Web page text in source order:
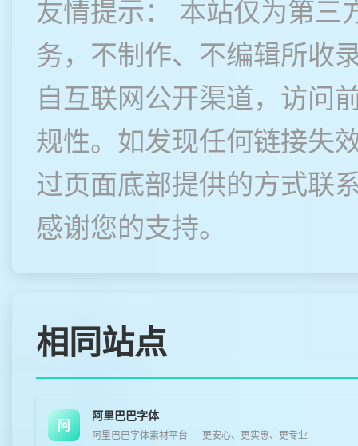
友情提示： 本站仅为第三
务，不制作、不编辑所收
自互联网公开渠道，访问
规性。如发现任何链接失
过页面底部提供的方式联
感谢您的支持。
相同站点
阿
阿里巴巴字体
阿里巴巴字体素材平台 — 更安心、更实惠、更专业